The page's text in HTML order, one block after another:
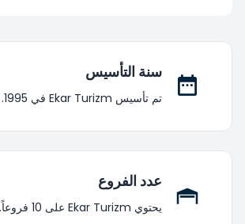
سنة التأسيس
تم تأسيس Ekar Turizm في 1995.
عدد الفروع
يحتوي Ekar Turizm على 10 فروعاً.